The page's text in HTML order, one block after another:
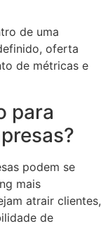
de uma
oferta
de métricas e
para
podem se
mais
atrair clientes,
de